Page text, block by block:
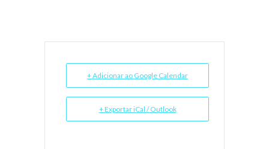
+ Adicionar ao Google Calendar
+ Exportar iCal / Outlook